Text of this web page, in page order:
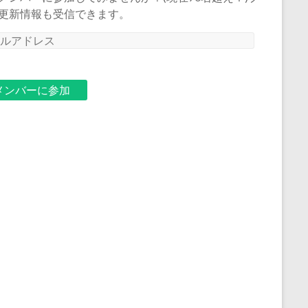
新情報も受信できます。